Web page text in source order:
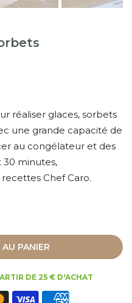
réaliser glaces, sorbets
une grande capacité de
au congélateur et des
30 minutes,
Chef Caro.
PANIER
DE 25 € D'ACHAT